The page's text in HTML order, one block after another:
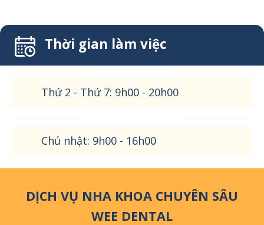
Thời gian làm việc
Thứ 2 - Thứ 7: 9h00 - 20h00
Chủ nhật: 9h00 - 16h00
DỊCH VỤ NHA KHOA CHUYÊN SÂU
WEE DENTAL